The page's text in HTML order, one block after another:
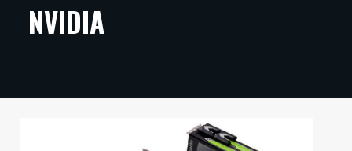
ARTIKKELIT
TECHBBS
NVIDIA